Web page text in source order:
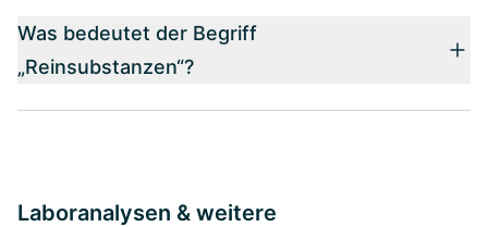
Was bedeutet der Begriff
„Reinsubstanzen“?
Laboranalysen & weitere